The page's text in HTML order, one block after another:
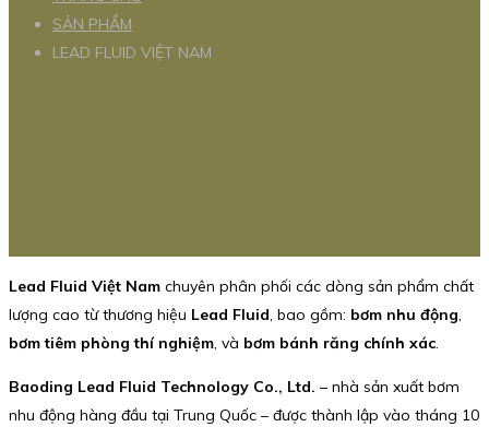
SẢN PHẨM
LEAD FLUID VIỆT NAM
Lead Fluid Việt Nam chuyên phân phối các dòng sản phẩm chất
lượng cao từ thương hiệu Lead Fluid, bao gồm: bơm nhu động,
bơm tiêm phòng thí nghiệm, và bơm bánh răng chính xác.
Baoding Lead Fluid Technology Co., Ltd. – nhà sản xuất bơm
nhu động hàng đầu tại Trung Quốc – được thành lập vào tháng 10